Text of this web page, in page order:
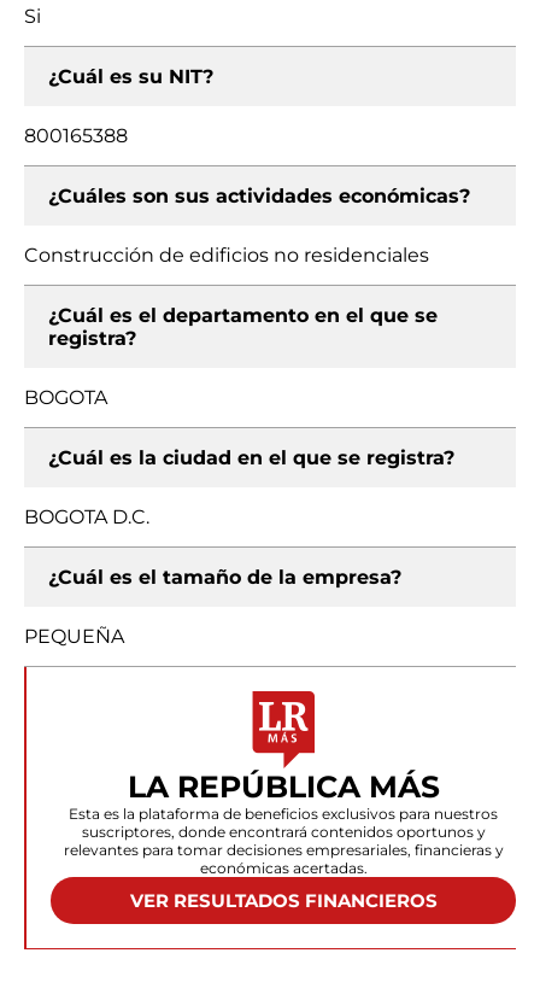
Si
¿Cuál es su NIT?
800165388
¿Cuáles son sus actividades económicas?
Construcción de edificios no residenciales
¿Cuál es el departamento en el que se
registra?
BOGOTA
¿Cuál es la ciudad en el que se registra?
BOGOTA D.C.
¿Cuál es el tamaño de la empresa?
PEQUEÑA
LA REPÚBLICA MÁS
Esta es la plataforma de beneficios exclusivos para nuestros
suscriptores, donde encontrará contenidos oportunos y
relevantes para tomar decisiones empresariales, financieras y
económicas acertadas.
VER RESULTADOS FINANCIEROS